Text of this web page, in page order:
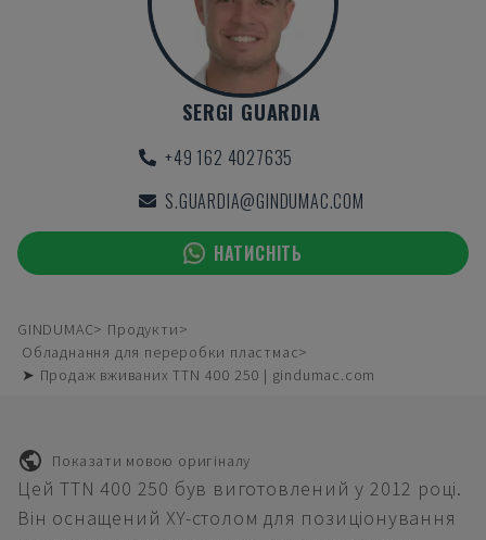
SERGI GUARDIA
+49 162 4027635
S.GUARDIA@GINDUMAC.COM
НАТИСНІТЬ
GINDUMAC
Продукти
Обладнання для переробки пластмас
➤ Продаж вживаних TTN 400 250 | gindumac.com
Показати мовою оригіналу
Цей TTN 400 250 був виготовлений у 2012 році.
Він оснащений XY-столом для позиціонування